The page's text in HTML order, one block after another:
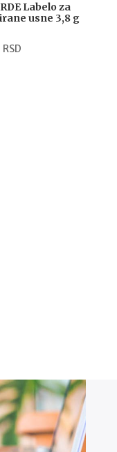
Labelo za
usne 3,8 g
RSD